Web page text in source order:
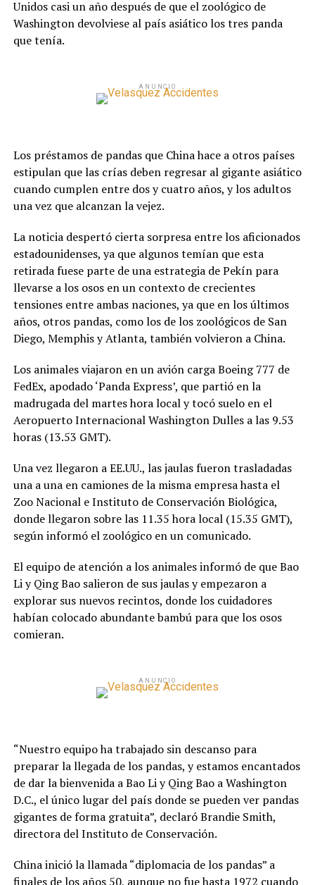
Unidos casi un año después de que el zoológico de
Washington devolviese al país asiático los tres panda
que tenía.
ANUNCIO
Los préstamos de pandas que China hace a otros países
estipulan que las crías deben regresar al gigante asiático
cuando cumplen entre dos y cuatro años, y los adultos
una vez que alcanzan la vejez.
La noticia despertó cierta sorpresa entre los aficionados
estadounidenses, ya que algunos temían que esta
retirada fuese parte de una estrategia de Pekín para
llevarse a los osos en un contexto de crecientes
tensiones entre ambas naciones, ya que en los últimos
años, otros pandas, como los de los zoológicos de San
Diego, Memphis y Atlanta, también volvieron a China.
Los animales viajaron en un avión carga Boeing 777 de
FedEx, apodado ‘Panda Express’, que partió en la
madrugada del martes hora local y tocó suelo en el
Aeropuerto Internacional Washington Dulles a las 9.53
horas (13.53 GMT).
Una vez llegaron a EE.UU., las jaulas fueron trasladadas
una a una en camiones de la misma empresa hasta el
Zoo Nacional e Instituto de Conservación Biológica,
donde llegaron sobre las 11.35 hora local (15.35 GMT),
según informó el zoológico en un comunicado.
El equipo de atención a los animales informó de que Bao
Li y Qing Bao salieron de sus jaulas y empezaron a
explorar sus nuevos recintos, donde los cuidadores
habían colocado abundante bambú para que los osos
comieran.
ANUNCIO
“Nuestro equipo ha trabajado sin descanso para
preparar la llegada de los pandas, y estamos encantados
de dar la bienvenida a Bao Li y Qing Bao a Washington
D.C., el único lugar del país donde se pueden ver pandas
gigantes de forma gratuita”, declaró Brandie Smith,
directora del Instituto de Conservación.
China inició la llamada “diplomacia de los pandas” a
finales de los años 50, aunque no fue hasta 1972 cuando